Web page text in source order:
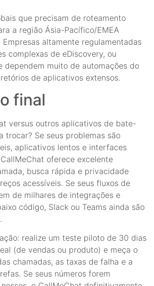
que precisam de roteamento
a região Ásia-Pacífico/EMEA
Empresas altamente regulamentadas
complexas de eDiscovery, ou
dependem muito de automações do
de aplicativos extensos.
final
versus outros aplicativos de bate-
trocar? Se seus problemas são
aplicativos lentos e interfaces
oferece excelente
busca rápida e privacidade
acessíveis. Se seus fluxos de
de milhares de integrações e
código, Slack ou Teams ainda são
realize um teste piloto de 30 dias
(de vendas ou produto) e meça o
chamadas, as taxas de falha e a
Se seus números forem